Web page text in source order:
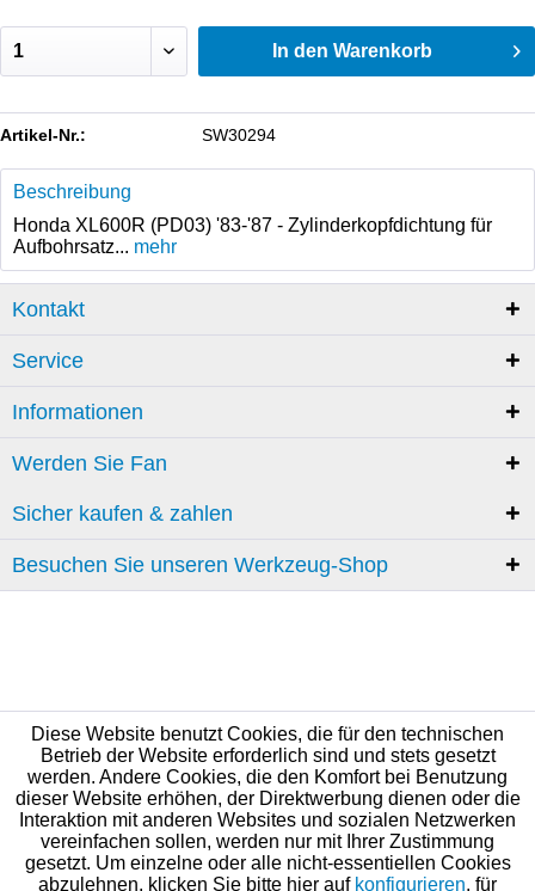
In den Warenkorb
Artikel-Nr.: SW30294
Beschreibung
Honda XL600R (PD03) '83-'87 - Zylinderkopfdichtung für
Aufbohrsatz... mehr
Kontakt
Service
Informationen
Werden Sie Fan
Sicher kaufen & zahlen
Besuchen Sie unseren Werkzeug-Shop
Diese Website benutzt Cookies, die für den technischen
Betrieb der Website erforderlich sind und stets gesetzt
werden. Andere Cookies, die den Komfort bei Benutzung
dieser Website erhöhen, der Direktwerbung dienen oder die
Interaktion mit anderen Websites und sozialen Netzwerken
vereinfachen sollen, werden nur mit Ihrer Zustimmung
gesetzt. Um einzelne oder alle nicht-essentiellen Cookies
abzulehnen, klicken Sie bitte hier auf konfigurieren, für